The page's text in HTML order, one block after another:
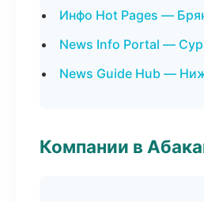
Инфо Hot Pages —
News Info Portal —
News Guide Hub —
Компании в